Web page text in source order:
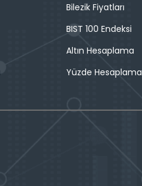
Bilezik Fiyatları
BIST 100 Endeksi
Altın Hesaplama
Yüzde Hesaplama